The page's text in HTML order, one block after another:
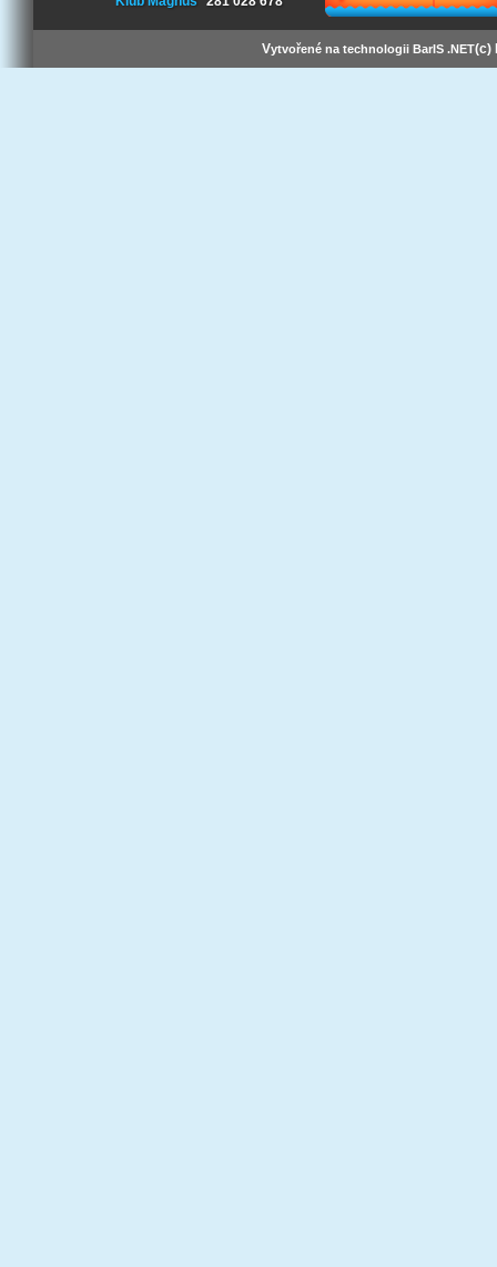
Vytvořené na technologii BarIS .NET(c)